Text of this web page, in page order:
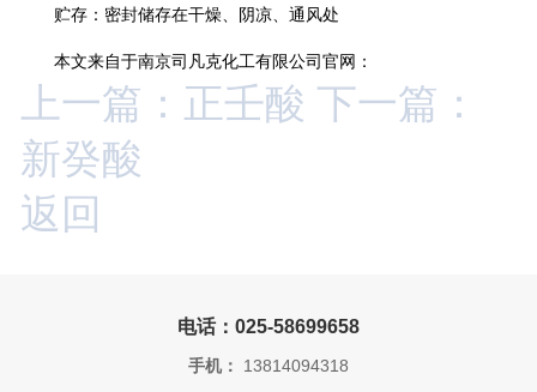
贮存：密封储存在干燥、阴凉、通风处
本文来自于南京司凡克化工有限公司官网：
上一篇：正壬酸 下一篇：
新癸酸
返回
电话：025-58699658
手机： 13814094318